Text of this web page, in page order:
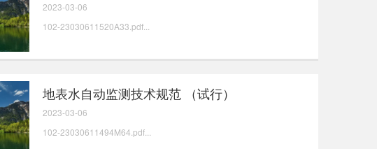
102-23030611520A33.pdf...
2023-03-06
地表水自动监测技术规范 （试行）
102-23030611494M64.pdf...
2023-03-06